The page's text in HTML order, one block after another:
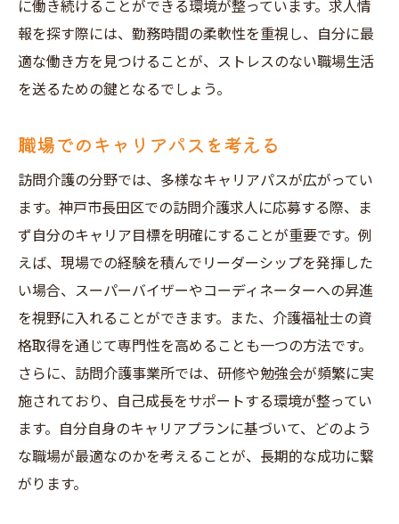
に働き続けることができる環境が整っています。求人情
報を探す際には、勤務時間の柔軟性を重視し、自分に最
適な働き方を見つけることが、ストレスのない職場生活
を送るための鍵となるでしょう。
職場でのキャリアパスを考える
訪問介護の分野では、多様なキャリアパスが広がってい
ます。神戸市長田区での訪問介護求人に応募する際、ま
ず自分のキャリア目標を明確にすることが重要です。例
えば、現場での経験を積んでリーダーシップを発揮した
い場合、スーパーバイザーやコーディネーターへの昇進
を視野に入れることができます。また、介護福祉士の資
格取得を通じて専門性を高めることも一つの方法です。
さらに、訪問介護事業所では、研修や勉強会が頻繁に実
施されており、自己成長をサポートする環境が整ってい
ます。自分自身のキャリアプランに基づいて、どのよう
な職場が最適なのかを考えることが、長期的な成功に繋
がります。